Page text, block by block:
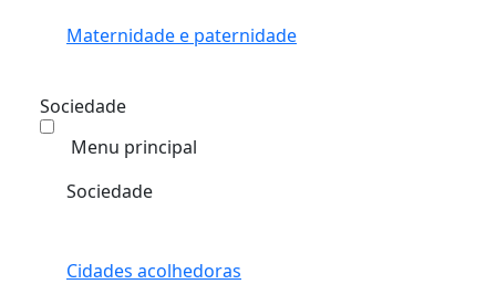
Maternidade e paternidade
Sociedade
Menu principal
Sociedade
Cidades acolhedoras